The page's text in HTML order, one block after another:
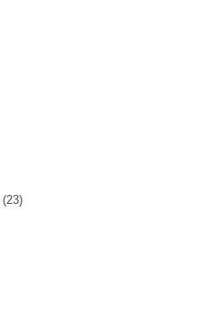
(23)